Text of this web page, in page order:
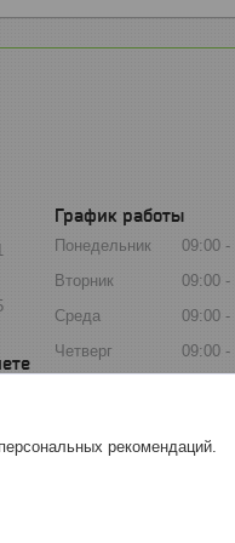
График работы
Понедельник 09:00
Вторник
09:00
Среда
09:00
Четверг
09:00
Воскресенье
09:00
рекомендаций.